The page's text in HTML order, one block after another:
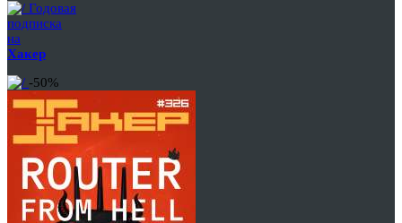
Годовая
подписка
на
Хакер
-50%